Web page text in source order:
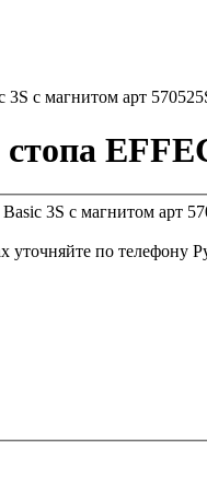
с магнитом арт
уточняйте по телефону